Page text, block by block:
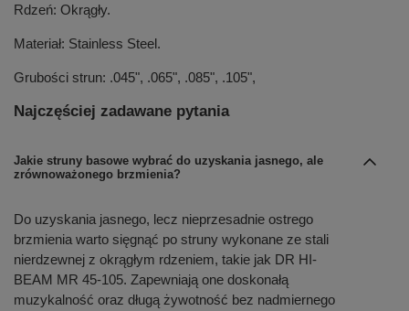
Rdzeń: Okrągły.
Materiał: Stainless Steel.
Grubości strun: .045", .065", .085", .105",
Najczęściej zadawane pytania
Jakie struny basowe wybrać do uzyskania jasnego, ale
zrównoważonego brzmienia?
Do uzyskania jasnego, lecz nieprzesadnie ostrego
brzmienia warto sięgnąć po struny wykonane ze stali
nierdzewnej z okrągłym rdzeniem, takie jak DR HI-
BEAM MR 45-105. Zapewniają one doskonałą
muzykalność oraz długą żywotność bez nadmiernego